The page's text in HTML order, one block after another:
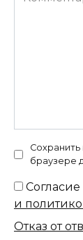
браузере
Согласие
и
Отказ от